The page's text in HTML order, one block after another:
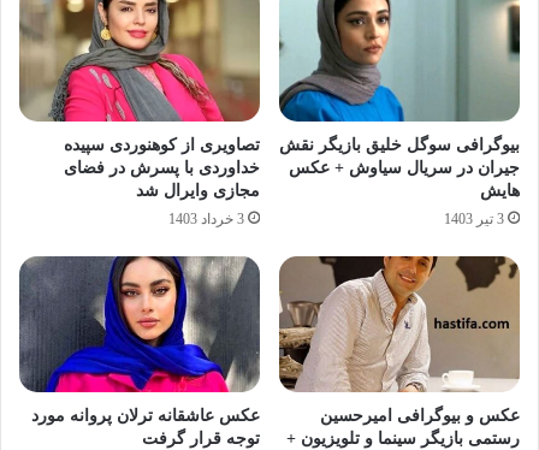
بیوگرافی سوگل خلیق بازیگر نقش
جیران در سریال سیاوش + عکس
هایش
3 تیر 1403
تصاویری از کوهنوردی سپیده
خداوردی با پسرش در فضای
مجازی وایرال شد
3 خرداد 1403
عکس و بیوگرافی امیرحسین
رستمی بازیگر سینما و تلویزیون +
عکس عاشقانه ترلان پروانه مورد
توجه قرار گرفت